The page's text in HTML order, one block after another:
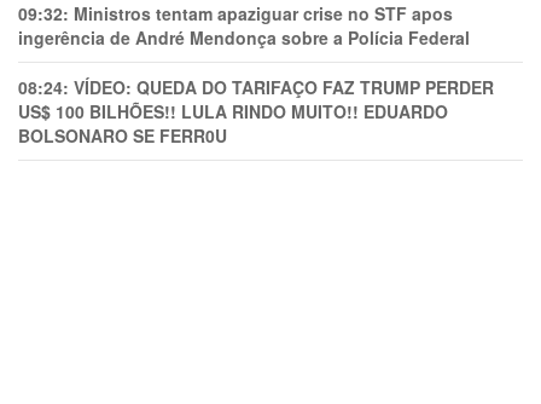
09:32: Ministros tentam apaziguar crise no STF apos
ingerência de André Mendonça sobre a Polícia Federal
08:24: VÍDEO: QUEDA DO TARIFAÇO FAZ TRUMP PERDER
US$ 100 BILHÕES!! LULA RINDO MUITO!! EDUARDO
BOLSONARO SE FERR0U